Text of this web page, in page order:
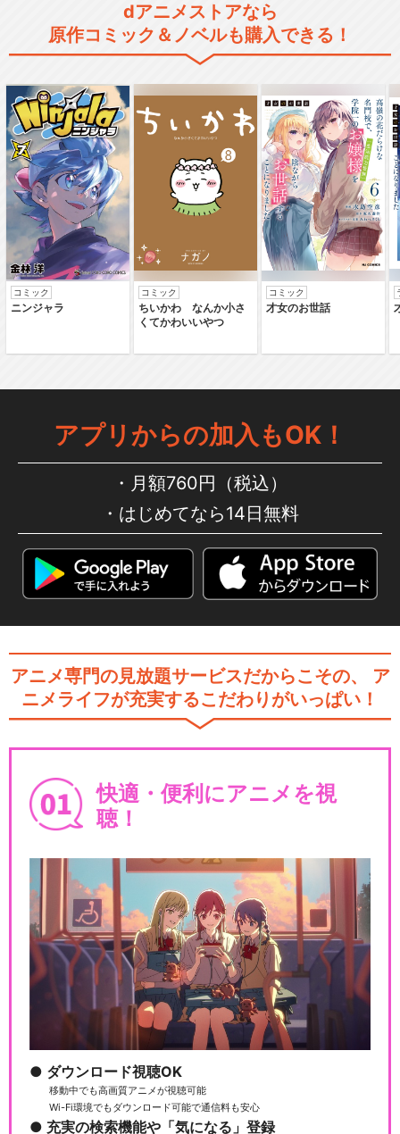
dアニメストアなら
原作コミック＆ノベルも購入できる！
コミック
ニンジャラ
コミック
ちいかわ なんか小さ
くてかわいいやつ
コミック
才女のお世話
アプリからの加入もOK！
月額760円（税込）
はじめてなら14日無料
アニメ専門の見放題サービスだからこその、
ア
ニメライフが充実するこだわりがいっぱい！
快適・便利にアニメを視
聴！
ダウンロード視聴OK
移動中でも高画質アニメが視聴可能
Wi-Fi環境でもダウンロード可能で通信料も安心
充実の検索機能や「気になる」登録